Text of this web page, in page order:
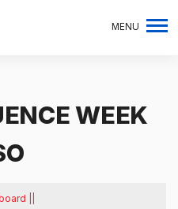
MENU
WEEK
||